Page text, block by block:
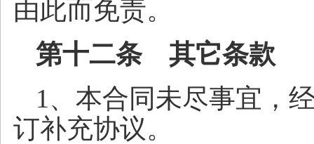
由此而免责。
第十二条 其它条款
1、本合同未尽事宜，
订补充协议。